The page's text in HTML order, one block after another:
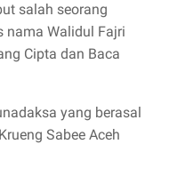
salah seorang
nama Walidul Fajri
Cipta dan Baca
yang berasal
Sabee Aceh